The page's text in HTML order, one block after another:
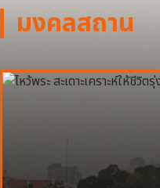
มงคลสถาน